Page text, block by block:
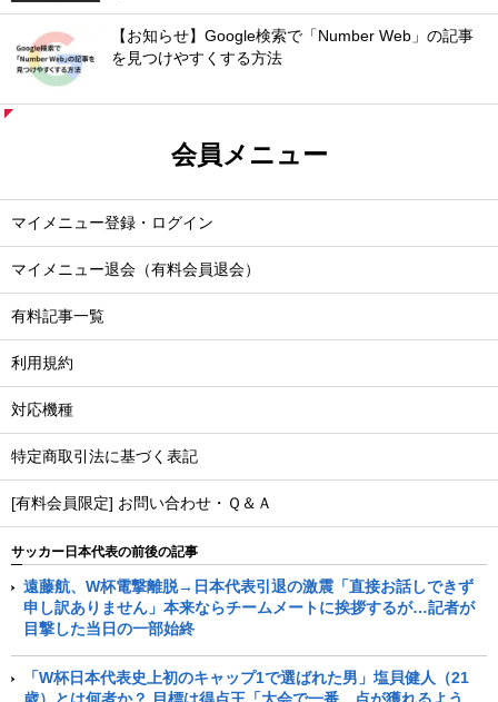
【お知らせ】Google検索で「Number Web」の記事
を見つけやすくする方法
会員メニュー
マイメニュー登録・ログイン
マイメニュー退会（有料会員退会）
有料記事一覧
利用規約
対応機種
特定商取引法に基づく表記
[有料会員限定] お問い合わせ・Ｑ＆Ａ
サッカー日本代表の前後の記事
遠藤航、W杯電撃離脱→日本代表引退の激震「直接お話しできず
申し訳ありません」本来ならチームメートに挨拶するが…記者が
目撃した当日の一部始終
「W杯日本代表史上初のキャップ1で選ばれた男」塩貝健人（21
歳）とは何者か？ 目標は得点王「大会で一番、点が獲れるよう